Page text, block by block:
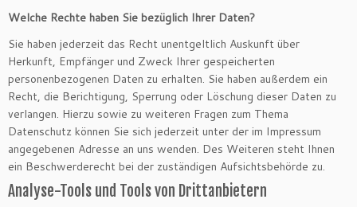
Welche Rechte haben Sie bezüglich Ihrer Daten?
Sie haben jederzeit das Recht unentgeltlich Auskunft über
Herkunft, Empfänger und Zweck Ihrer gespeicherten
personenbezogenen Daten zu erhalten. Sie haben außerdem ein
Recht, die Berichtigung, Sperrung oder Löschung dieser Daten zu
verlangen. Hierzu sowie zu weiteren Fragen zum Thema
Datenschutz können Sie sich jederzeit unter der im Impressum
angegebenen Adresse an uns wenden. Des Weiteren steht Ihnen
ein Beschwerderecht bei der zuständigen Aufsichtsbehörde zu.
Analyse-Tools und Tools von Drittanbietern